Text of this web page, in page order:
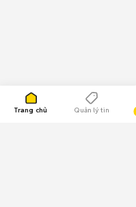
Trang chủ Quản lý tin